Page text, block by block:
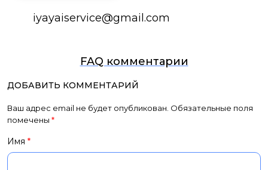
iyayaiservice@gmаil.com
FAQ комментарии
ДОБАВИТЬ КОММЕНТАРИЙ
Ваш адрес email не будет опубликован. Обязательные поля
помечены *
Имя *